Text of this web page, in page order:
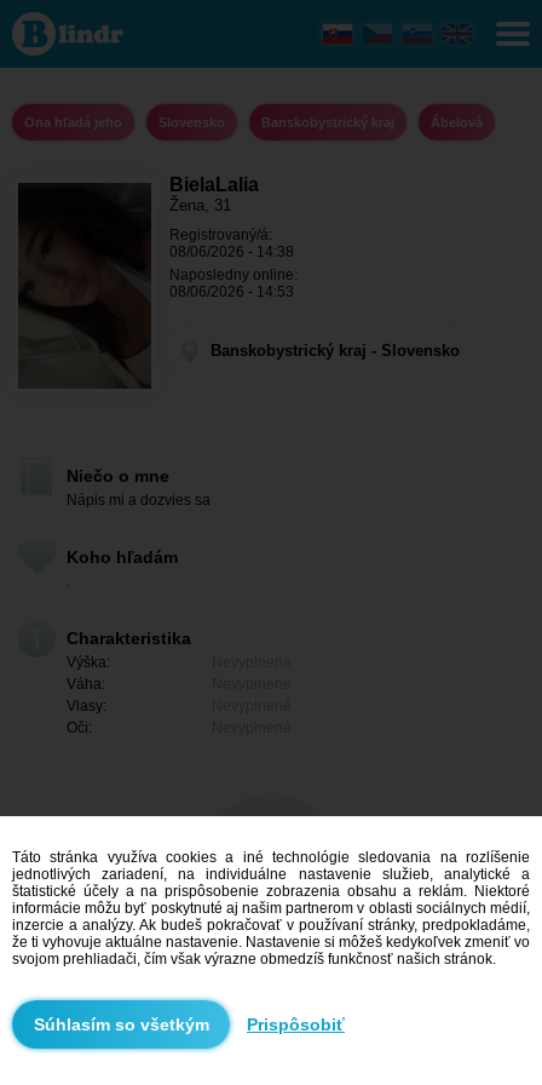
BielaLalia - Ona
hľadá jeho
Banskobystrický
kraj - Ábelová
Ona hľadá jeho Slovensko Banskobystrický kraj Ábelová
BielaLalia
Žena, 31
Registrovaný/á:
08/06/2026 - 14:38
Naposledny online:
08/06/2026 - 14:53
Banskobystrický kraj - Slovensko
Niečo o mne
Nápis mi a dozvies sa
Koho hľadám
.
Charakteristika
Výška:
Váha:
Vlasy:
Oči:
Mám záujem
Vyhľadávanie
Táto stránka využíva cookies a iné technológie sledovania na rozlíšenie
jednotlivých zariadení, na individuálne nastavenie služieb, analytické a
štatistické účely a na prispôsobenie zobrazenia obsahu a reklám. Niektoré
informácie môžu byť poskytnuté aj našim partnerom v oblasti sociálnych médií,
inzercie a analýzy. Ak budeš pokračovať v používaní stránky, predpokladáme,
že ti vyhovuje aktuálne nastavenie. Nastavenie si môžeš kedykoľvek zmeniť vo
svojom prehliadači, čím však výrazne obmedzíš funkčnosť našich stránok.
Prispôsobiť